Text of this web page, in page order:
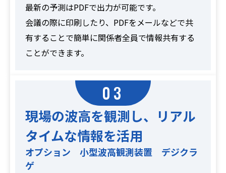
最新の予測はPDFで出力が可能です。
会議の際に印刷したり、PDFをメールなどで共
有することで簡単に関係者全員で情報共有する
ことができます。
03
現場の波高を観測し、リアル
タイムな情報を活用
オプション 小型波高観測装置 デジクラ
ゲ